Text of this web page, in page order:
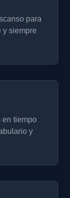
para
y siempre
en tiempo
y